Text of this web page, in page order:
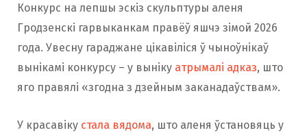
Конкурс на лепшы эскіз скульптуры аленя
Гродзенскі гарвыканкам правёў яшчэ зімой 2026
года. Увесну гараджане цікавіліся ў чыноўнікаў
вынікамі конкурсу – у выніку атрымалі адказ, што
яго правялі «згодна з дзейным заканадаўствам».
У красавіку стала вядома, што аленя ўстановяць у